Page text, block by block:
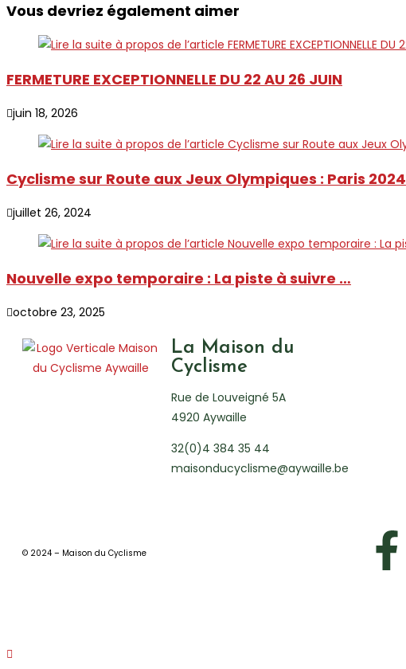
Vous devriez également aimer
FERMETURE EXCEPTIONNELLE DU 22 AU 26 JUIN
juin 18, 2026
Cyclisme sur Route aux Jeux Olympiques : Paris 2024
juillet 26, 2024
Nouvelle expo temporaire : La piste à suivre …
octobre 23, 2025
La Maison du
Cyclisme
Rue de Louveigné 5A
4920 Aywaille
32(0)4 384 35 44
maisonducyclisme@aywaille.be
© 2024 – Maison du Cyclisme